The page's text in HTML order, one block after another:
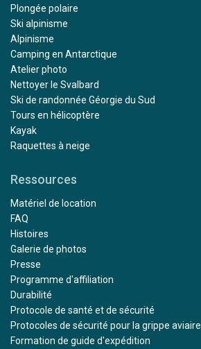
Plongée polaire
Ski alpinisme
Alpinisme
Camping en Antarctique
Atelier photo
Nettoyer le Svalbard
Ski de randonnée Géorgie du Sud
Tours en hélicoptère
Kayak
Raquettes à neige
Ressources
Matériel de location
FAQ
Histoires
Galerie de photos
Presse
Programme d'affiliation
Durabilité
Protocole de santé et de sécurité
Protocoles de sécurité pour la grippe aviaire
Formation de guide d'expédition